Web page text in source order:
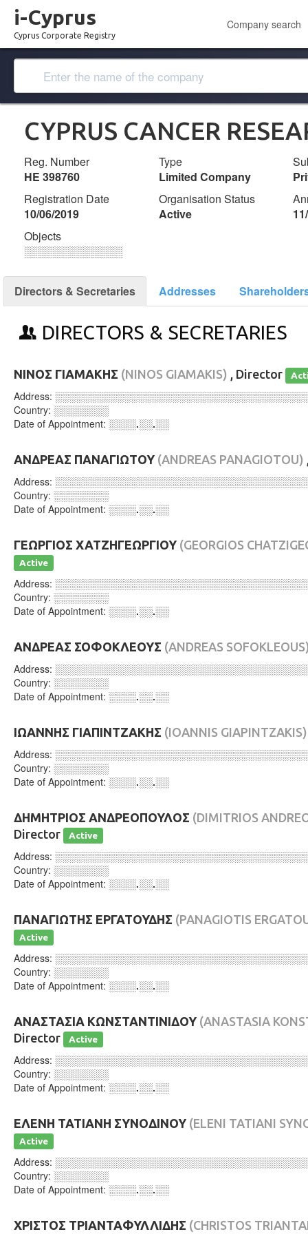
i-Cyprus
Cyprus Corporate Registry
Company search
CYPRUS CANCER
Reg. Number
ΗΕ 398760
Type
Limited Company
Registration Date
10/06/2019
Organisation Status
Active
Objects
░░░░░░░░░░░░░
Directors & Secretaries Addresses
DIRECTORS & SECRETARIES
ΝΙΝΟΣ ΓΙΑΜΑΚΗΣ (NINOS GIAMAKIS) , Director
Address:
Country: ░░░░░░░░
Date of Appointment: ░░░░.░░.░░
ΑΝΔΡΕΑΣ ΠΑΝΑΓΙΩΤΟΥ (ANDREAS PANAGIOTOU)
Address:
Country: ░░░░░░░░
Date of Appointment: ░░░░.░░.░░
ΓΕΩΡΓΙΟΣ ΧΑΤΖΗΓΕΩΡΓΙΟΥ (GEORGIOS
Active
Address:
Country: ░░░░░░░░
Date of Appointment: ░░░░.░░.░░
ΑΝΔΡΕΑΣ ΣΟΦΟΚΛΕΟΥΣ (ANDREAS
Address:
Country: ░░░░░░░░
Date of Appointment: ░░░░.░░.░░
ΙΩΑΝΝΗΣ ΓΙΑΠΙΝΤΖΑΚΗΣ (IOANNIS GIAPINTZAKIS)
Address:
Country: ░░░░░░░░
Date of Appointment: ░░░░.░░.░░
ΔΗΜΗΤΡΙΟΣ ΑΝΔΡΕΟΠΟΥΛΟΣ (DIMITRIOS
Director
Active
Address:
Country: ░░░░░░░░
Date of Appointment: ░░░░.░░.░░
ΠΑΝΑΓΙΩΤΗΣ ΕΡΓΑΤΟΥΔΗΣ (PANAGIOTIS
Active
Address:
Country: ░░░░░░░░
Date of Appointment: ░░░░.░░.░░
ΑΝΑΣΤΑΣΙΑ ΚΩΝΣΤΑΝΤΙΝΙΔΟΥ (ANASTASIA
Director
Active
Address:
Country: ░░░░░░░░
Date of Appointment: ░░░░.░░.░░
ΕΛΕΝΗ ΤΑΤΙΑΝΗ ΣΥΝΟΔΙΝΟΥ (ELENI TATIANI
Active
Address:
Country: ░░░░░░░░
Date of Appointment: ░░░░.░░.░░
ΧΡΙΣΤΟΣ ΤΡΙΑΝΤΑΦΥΛΛΙΔΗΣ (CHRISTOS